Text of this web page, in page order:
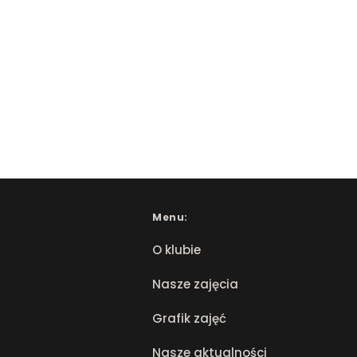
Menu:
O klubie
Nasze zajęcia
Grafik zajęć
Nasze aktualności